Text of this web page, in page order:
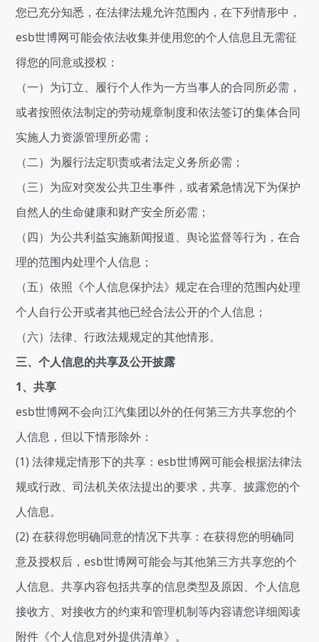
您已充分知悉，在法律法规允许范围内，在下列情形中，
esb世博网可能会依法收集并使用您的个人信息且无需征
得您的同意或授权：
（一）为订立、履行个人作为一方当事人的合同所必需，
或者按照依法制定的劳动规章制度和依法签订的集体合同
实施人力资源管理所必需；
（二）为履行法定职责或者法定义务所必需；
（三）为应对突发公共卫生事件，或者紧急情况下为保护
自然人的生命健康和财产安全所必需；
（四）为公共利益实施新闻报道、舆论监督等行为，在合
理的范围内处理个人信息；
（五）依照《个人信息保护法》规定在合理的范围内处理
个人自行公开或者其他已经合法公开的个人信息；
（六）法律、行政法规规定的其他情形。
三、个人信息的共享及公开披露
1、共享
esb世博网不会向江汽集团以外的任何第三方共享您的个
人信息，但以下情形除外：
(1) 法律规定情形下的共享：esb世博网可能会根据法律法
规或行政、司法机关依法提出的要求，共享、披露您的个
人信息。
(2) 在获得您明确同意的情况下共享：在获得您的明确同
意及授权后，esb世博网可能会与其他第三方共享您的个
人信息。共享内容包括共享的信息类型及原因、个人信息
接收方、对接收方的约束和管理机制等内容请您详细阅读
附件《个人信息对外提供清单》。